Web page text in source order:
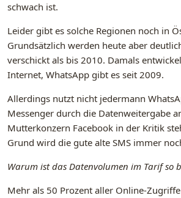
schwach ist.
Leider gibt es solche Regionen noch in
Grundsätzlich werden heute aber
verschickt als bis 2010. Damals
Internet, WhatsApp gibt es seit 2009.
Allerdings nutzt nicht jedermann
Messenger durch die Datenweitergabe
Mutterkonzern Facebook in der Kritik
Grund wird die gute alte SMS immer
Warum ist das Datenvolumen im Tarif so
Mehr als 50 Prozent aller Online-